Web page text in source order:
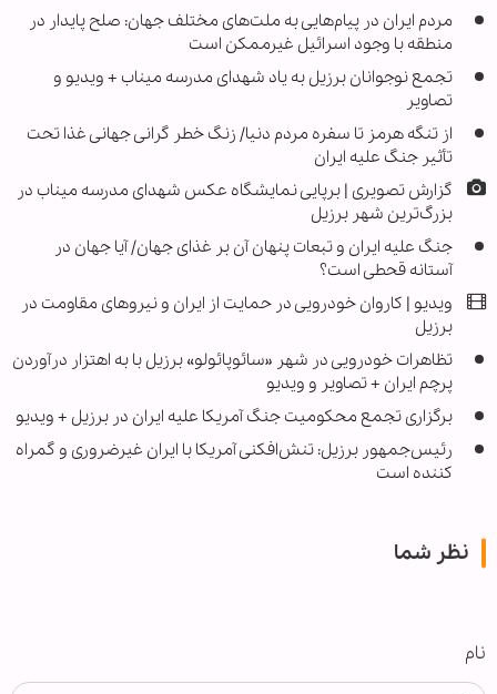
مردم ایران در پیام‌هایی به ملت‌های مختلف جهان: صلح پایدار در
منطقه با وجود اسرائیل غیرممکن است
تجمع نوجوانان برزیل به یاد شهدای مدرسه میناب + ویدیو و
تصاویر
از تنگه هرمز تا سفره مردم دنیا/ زنگ خطر گرانی جهانی غذا تحت
تأثیر جنگ علیه ایران
گزارش تصویری | برپایی نمایشگاه عکس شهدای مدرسه میناب در
بزرگ‌ترین شهر برزیل
جنگ علیه ایران و تبعات پنهان آن بر غذای جهان/ آیا جهان در
آستانه قحطی است؟
ویدیو | کاروان خودرویی در حمایت از ایران و نیروهای مقاومت در
برزیل
تظاهرات خودرویی در شهر «سائوپائولو» برزیل با به اهتزار درآوردن
پرچم ایران + تصاویر و ویدیو
برگزاری تجمع محکومیت جنگ آمریکا علیه ایران در برزیل + ویدیو
رئیس‌جمهور برزیل: تنش‌افکنی آمریکا با ایران غیرضروری و گمراه
کننده است
نظر شما
نام